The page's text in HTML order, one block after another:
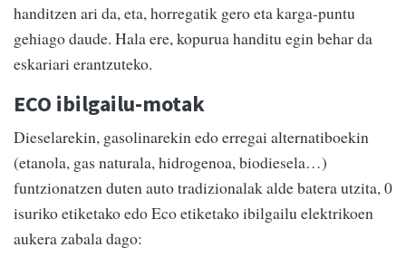
handitzen ari da, eta, horregatik gero eta karga-puntu
gehiago daude. Hala ere, kopurua handitu egin behar da
eskariari erantzuteko.
ECO ibilgailu-motak
Dieselarekin, gasolinarekin edo erregai alternatiboekin
(etanola, gas naturala, hidrogenoa, biodiesela…)
funtzionatzen duten auto tradizionalak alde batera utzita, 0
isuriko etiketako edo Eco etiketako ibilgailu elektrikoen
aukera zabala dago: